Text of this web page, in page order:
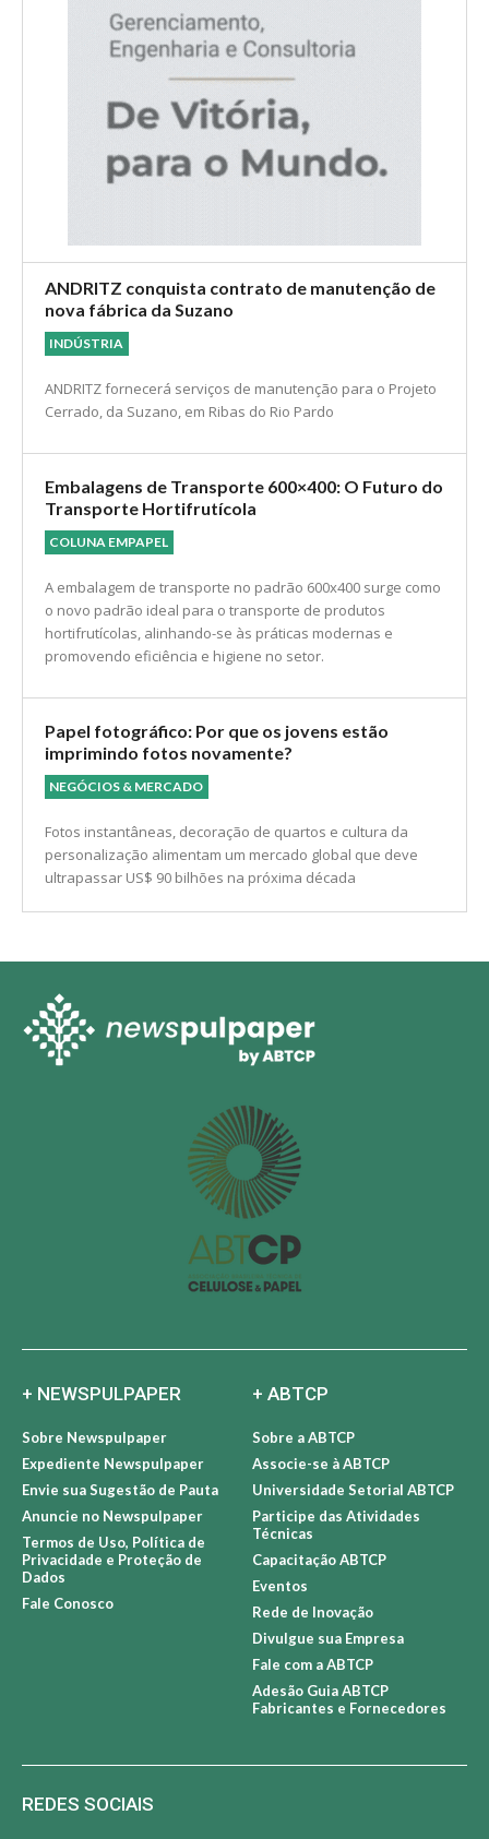
ANDRITZ conquista contrato de manutenção de
nova fábrica da Suzano
INDÚSTRIA
ANDRITZ fornecerá serviços de manutenção para o Projeto
Cerrado, da Suzano, em Ribas do Rio Pardo
Embalagens de Transporte 600×400: O Futuro do
Transporte Hortifrutícola
COLUNA EMPAPEL
A embalagem de transporte no padrão 600x400 surge como
o novo padrão ideal para o transporte de produtos
hortifrutícolas, alinhando-se às práticas modernas e
promovendo eficiência e higiene no setor.
Papel fotográfico: Por que os jovens estão
imprimindo fotos novamente?
NEGÓCIOS & MERCADO
Fotos instantâneas, decoração de quartos e cultura da
personalização alimentam um mercado global que deve
ultrapassar US$ 90 bilhões na próxima década
+ NEWSPULPAPER
Sobre Newspulpaper
Expediente Newspulpaper
Envie sua Sugestão de Pauta
Anuncie no Newspulpaper
Termos de Uso, Política de
Privacidade e Proteção de
Dados
Fale Conosco
+ ABTCP
Sobre a ABTCP
Associe-se à ABTCP
Universidade Setorial ABTCP
Participe das Atividades
Técnicas
Capacitação ABTCP
Eventos
Rede de Inovação
Divulgue sua Empresa
Fale com a ABTCP
Adesão Guia ABTCP
Fabricantes e Fornecedores
REDES SOCIAIS